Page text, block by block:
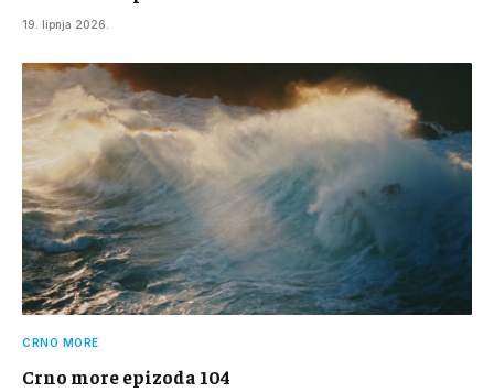
19. lipnja 2026.
CRNO MORE
Crno more epizoda 104